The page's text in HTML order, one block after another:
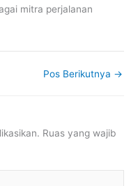
mitra perjalanan
Pos Berikutnya →
Ruas yang wajib